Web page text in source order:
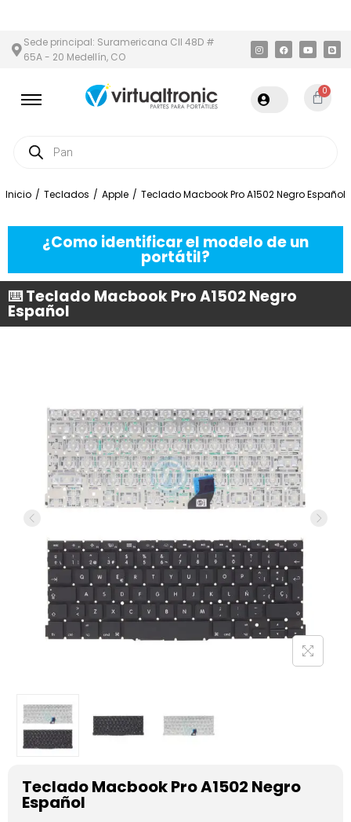
Sede principal: Suramericana Cll 48D #
65A - 20 Medellín, CO
0
Inicio / Teclados / Apple / Teclado Macbook Pro A1502 Negro Español
¿Como identificar el modelo de un
portátil?
⌨️ Teclado Macbook Pro A1502 Negro
Español
Teclado Macbook Pro A1502 Negro
Español